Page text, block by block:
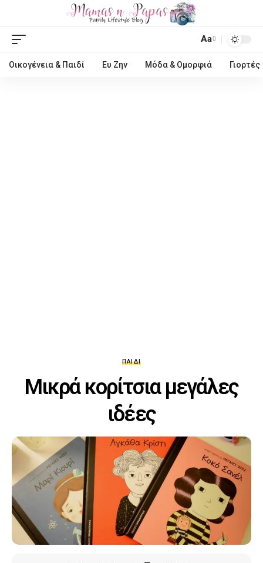
Aa
Οικογένεια & Παιδί Ευ Ζην Μόδα & Ομορφιά Γιορτές
ΠΑΙΔΊ
Μικρά κορίτσια μεγάλες
ιδέες